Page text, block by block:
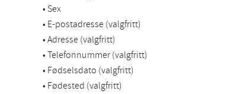
• Sex
• E-postadresse (valgfritt)
• Adresse (valgfritt)
• Telefonnummer (valgfritt)
• Fødselsdato (valgfritt)
• Fødested (valgfritt)